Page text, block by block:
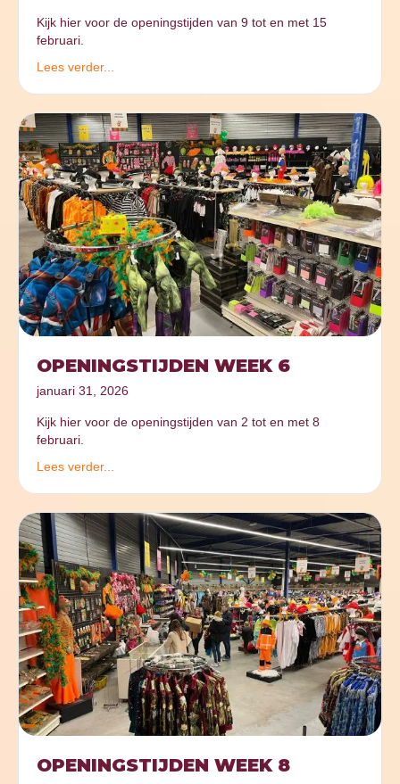
Kijk hier voor de openingstijden van 9 tot en met 15
februari.
Lees verder...
OPENINGSTIJDEN WEEK 6
januari 31, 2026
Kijk hier voor de openingstijden van 2 tot en met 8
februari.
Lees verder...
OPENINGSTIJDEN WEEK 8